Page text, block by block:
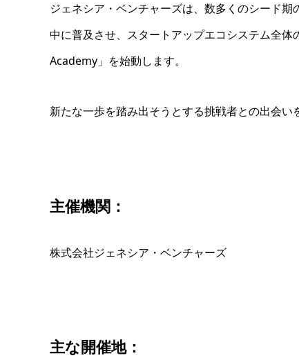
ジェネシア・ベンチャーズは、数多くのシード
中に普及させ、スタートアップエコシステム全
Academy」を始動します。
新たな一歩を踏み出そうとする挑戦者との出会い
主催機関：
株式会社ジェネシア・ベンチャーズ
主な開催地：